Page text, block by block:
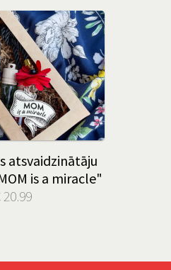
atsvaidzinātāju
is a miracle"
20.99